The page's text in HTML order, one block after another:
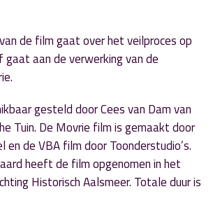
de film gaat over het veilproces op
aan de verwerking van de
gesteld door Cees van Dam van
Tuin. De Movrie film is gemaakt door
en de VBA film door Toonderstudio’s.
heeft de film opgenomen in het
Historisch Aalsmeer. Totale duur is